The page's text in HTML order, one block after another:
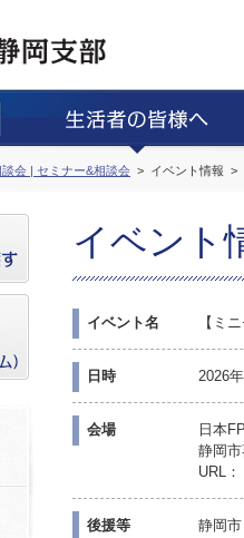
会 | セミナー&相談会 イベント情報
イベント
イベント名 【ミ
日時 2026
会場
日本
静岡
URL：
後援等 静岡市